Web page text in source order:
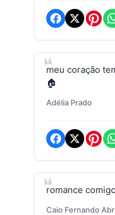
meu coração
🏠
Adélia Prado
romance
Caio Fernando